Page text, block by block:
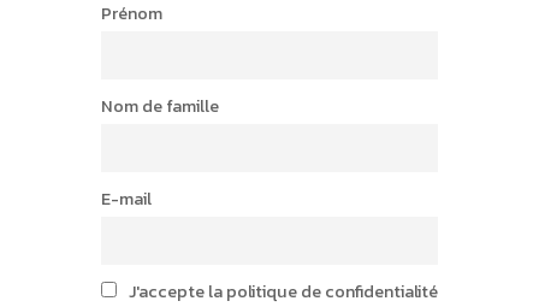
Prénom
Nom de famille
E-mail
J'accepte la politique de confidentialité